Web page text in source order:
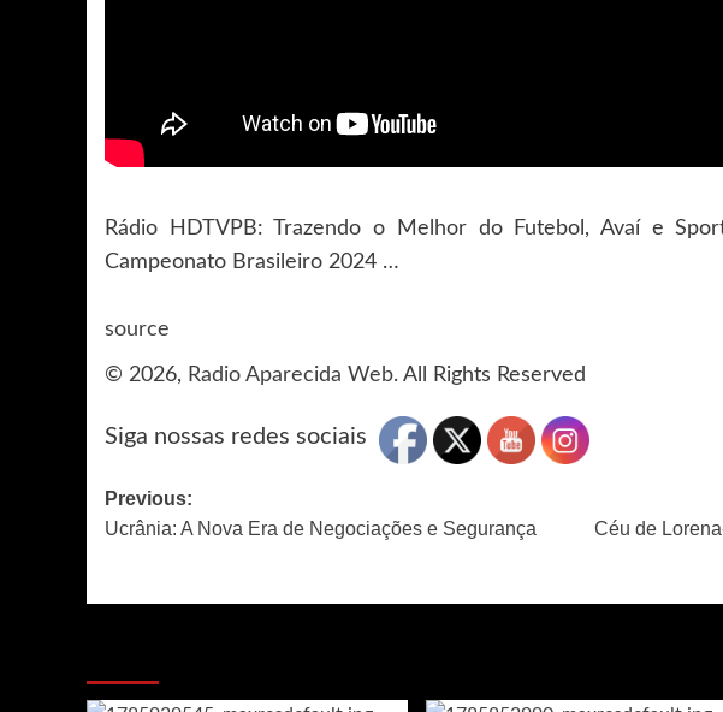
Rádio HDTVPB: Trazendo o Melhor do Futebol, Avaí e
Campeonato Brasileiro 2024 …
source
© 2026, Radio Aparecida Web. All Rights Reserved
Siga nossas redes sociais
Post
navigation
Previous:
Ucrânia: A Nova Era de Negociações e Segurança
Céu de